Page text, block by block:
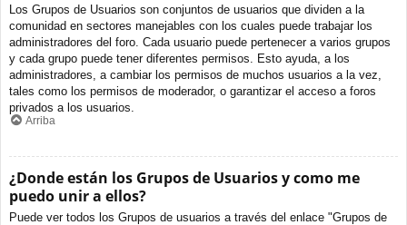
Los Grupos de Usuarios son conjuntos de usuarios que dividen a la
comunidad en sectores manejables con los cuales puede trabajar los
administradores del foro. Cada usuario puede pertenecer a varios grupos
y cada grupo puede tener diferentes permisos. Esto ayuda, a los
administradores, a cambiar los permisos de muchos usuarios a la vez,
tales como los permisos de moderador, o garantizar el acceso a foros
privados a los usuarios.
Arriba
¿Donde están los Grupos de Usuarios y como me
puedo unir a ellos?
Puede ver todos los Grupos de usuarios a través del enlace "Grupos de